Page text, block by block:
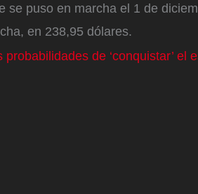
se puso en marcha el 1 de
en 238,95 dólares.
de ‘conquistar’ el